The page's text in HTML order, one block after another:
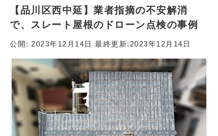
【品川区西中延】業者指摘の不安解消
で、スレート屋根のドローン点検の事例
公開: 2023年12月14日 最終更新: 2023年12月14日